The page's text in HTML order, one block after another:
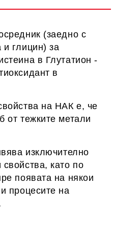
(заедно с
и глицин) за
в Глутатион -
в
на НАК е, че
от тежките метали
изключително
като по
появата на някои
процесите на